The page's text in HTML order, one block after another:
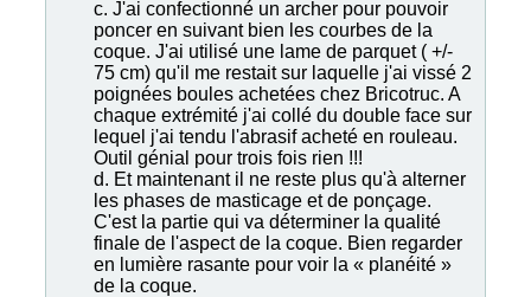
c. J'ai confectionné un archer pour pouvoir
poncer en suivant bien les courbes de la
coque. J'ai utilisé une lame de parquet ( +/-
75 cm) qu'il me restait sur laquelle j'ai vissé 2
poignées boules achetées chez Bricotruc. A
chaque extrémité j'ai collé du double face sur
lequel j'ai tendu l'abrasif acheté en rouleau.
Outil génial pour trois fois rien !!!
d. Et maintenant il ne reste plus qu'à alterner
les phases de masticage et de ponçage.
C'est la partie qui va déterminer la qualité
finale de l'aspect de la coque. Bien regarder
en lumière rasante pour voir la « planéité »
de la coque.